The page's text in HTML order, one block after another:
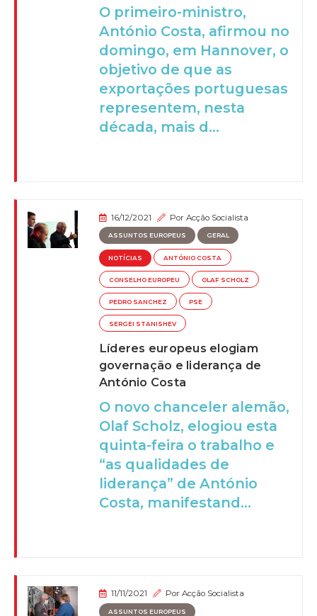
O primeiro-ministro,
António Costa, afirmou no
domingo, em Hannover, o
objetivo de que as
exportações portuguesas
representem, nesta
década, mais d...
16/12/2021 PorAcção Socialista
ASSUNTOS EUROPEUS GERAL
NOTÍCIAS ANTÓNIO COSTA
CONSELHO EUROPEU OLAF SCHOLZ
PEDRO SANCHEZ PSE
SERGEI STANISHEV
Líderes europeus elogiam
governação e liderança de
António Costa
O novo chanceler alemão,
Olaf Scholz, elogiou esta
quinta-feira o trabalho e
“as qualidades de
liderança” de António
Costa, manifestand...
11/11/2021 PorAcção Socialista
ASSUNTOS EUROPEUS